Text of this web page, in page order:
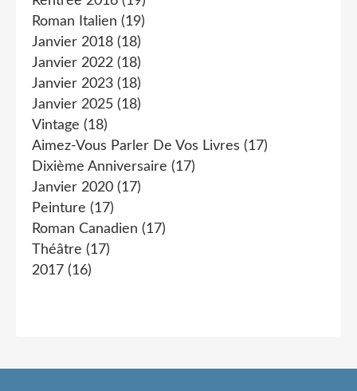
Roman Italien (19)
Janvier 2018 (18)
Janvier 2022 (18)
Janvier 2023 (18)
Janvier 2025 (18)
Vintage (18)
Aimez-Vous Parler De Vos Livres (17)
Dixième Anniversaire (17)
Janvier 2020 (17)
Peinture (17)
Roman Canadien (17)
Théâtre (17)
2017 (16)